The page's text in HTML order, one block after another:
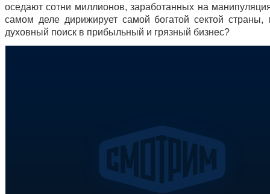
оседают сотни миллионов, заработанных на
самом деле дирижирует самой богатой сектой страны,
духовный поиск в прибыльный и грязный бизнес?